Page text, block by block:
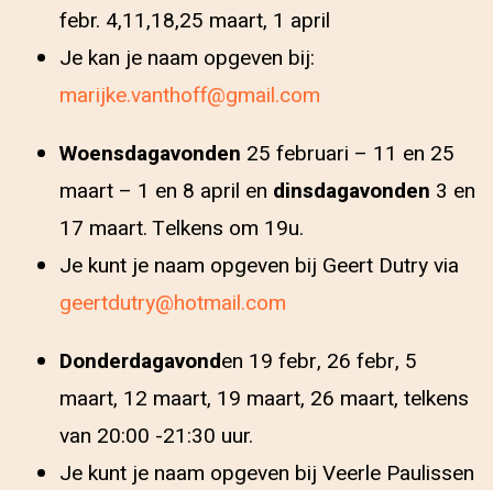
febr. 4,11,18,25 maart, 1 april
Je kan je naam opgeven bij:
marijke.vanthoff@gmail.com
Woensdagavonden 25 februari – 11 en 25
maart – 1 en 8 april en dinsdagavonden 3 en
17 maart. Telkens om 19u.
Je kunt je naam opgeven bij Geert Dutry via
geertdutry@hotmail.com
Donderdagavonden 19 febr, 26 febr, 5
maart, 12 maart, 19 maart, 26 maart, telkens
van 20:00 -21:30 uur.
Je kunt je naam opgeven bij Veerle Paulissen